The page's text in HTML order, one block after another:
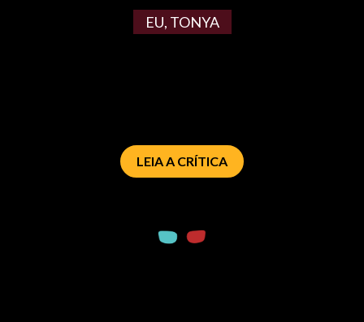
EU, TONYA
LEIA A CRÍTICA